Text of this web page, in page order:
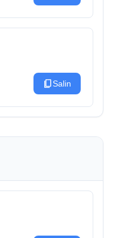
content_copySalin